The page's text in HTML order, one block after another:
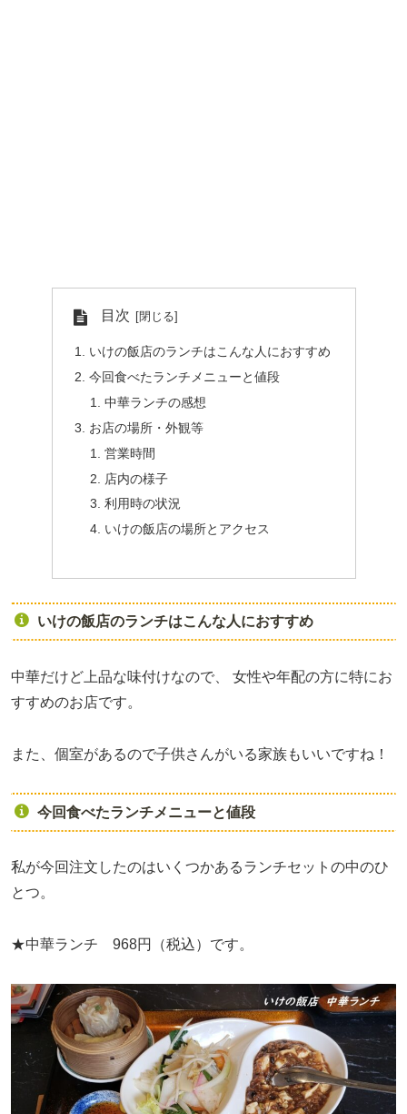
目次
いけの飯店のランチはこんな人におすすめ
今回食べたランチメニューと値段
中華ランチの感想
お店の場所・外観等
営業時間
店内の様子
利用時の状況
いけの飯店の場所とアクセス
いけの飯店のランチはこんな人におすすめ
中華だけど上品な味付けなので、
女性や年配の方に特にお
すすめのお店です。
また、個室があるので子供さんがいる家族もいいですね！
今回食べたランチメニューと値段
私が今回注文したのはいくつかあるランチセットの中のひ
とつ。
★中華ランチ 968円（税込）です。